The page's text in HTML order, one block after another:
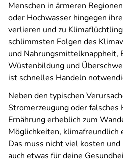
Menschen in ärmeren
oder Hochwasser hingegen
verlieren und zu
schlimmsten Folgen des
und Nahrungsmittelknappheit,
Wüstenbildung und
ist schnelles Handeln
Neben den typischen
Stromerzeugung oder falsches
Ernährung erheblich zum
Möglichkeiten, klimafreundlich
Das muss nicht viel kosten
auch etwas für deine